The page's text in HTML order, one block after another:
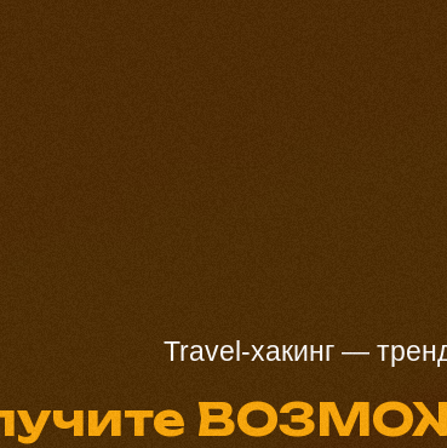
Travel-хакинг —